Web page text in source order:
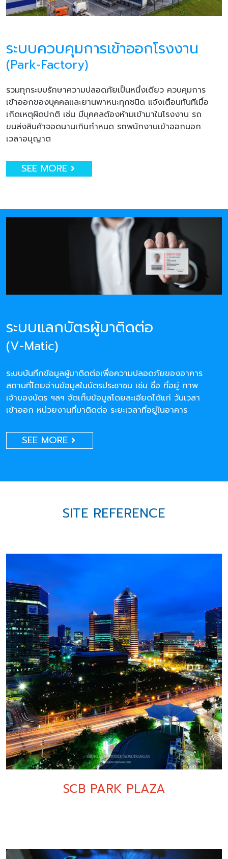
ระบบควบคุมการเข้าออกโรงงาน
(Park-Factory)
รวมทุกระบบรักษาความปลอดภัยเป็นหนึ่งเดียว ควบคุมการ
เข้าออกของบุคคลและยานพาหนะทุกชนิด แจ้งเตือนทันทีเมื่อ
เกิดเหตุผิดปกติ เช่น มีบุคคลต้องห้ามเข้ามาในโรงงาน รถ
ขนส่งสินค้าจอดนานเกินกำหนด รถพนักงานเข้าออกนอก
เวลาอนุญาต
SEE MORE
ระบบแลกบัตรผู้มาติดต่อ
(V-Matic)
ระบบบันทึกข้อมูลผู้มาติดต่อเพื่อความปลอดภัยของอาคาร
สถานที่โดยอ่านข้อมูลในบัตรประชาชน เช่น ชื่อ ที่อยู่ ภาพ
เจ้าของบัตร ฯลฯ จัดเก็บข้อมูลโดยละเอียดได้แก่ วันเวลา
เข้าออก หน่วยงานที่มาติดต่อ ระยะเวลาที่อยู่ในอาคาร
SEE MORE
SITE REFERENCE
SCB PARK PLAZA